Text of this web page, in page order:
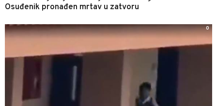
Osuđenik pronađen mrtav u zatvoru
0